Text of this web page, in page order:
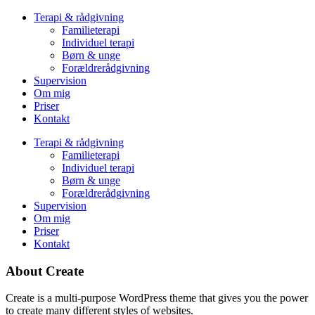
Terapi & rådgivning
Familieterapi
Individuel terapi
Børn & unge
Forældrerådgivning
Supervision
Om mig
Priser
Kontakt
Terapi & rådgivning
Familieterapi
Individuel terapi
Børn & unge
Forældrerådgivning
Supervision
Om mig
Priser
Kontakt
About Create
Create is a multi-purpose WordPress theme that gives you the power
to create many different styles of websites.